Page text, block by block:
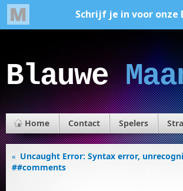
Blauwe
Home Contact Spelers
« Uncaught Error: Syntax error,
##comments